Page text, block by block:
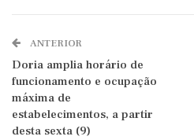
ANTERIOR
Doria amplia horário de
funcionamento e ocupação
máxima de
estabelecimentos, a partir
desta sexta (9)